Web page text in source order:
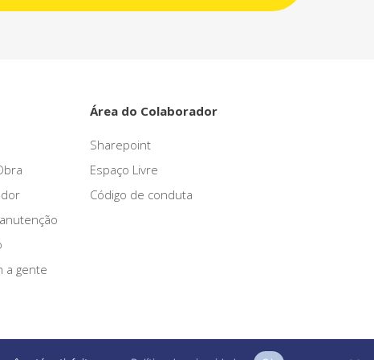
a gente
Área do Colaborador
Sharepoint
Espaço Livre
Código de conduta